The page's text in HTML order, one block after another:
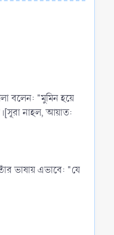
বলেন: "মুমিন হয়ে
নাহল, আয়াত:
ভাষায় এভাবে: "যে